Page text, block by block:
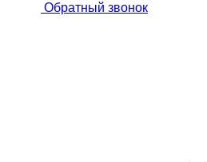
Обратный звонок